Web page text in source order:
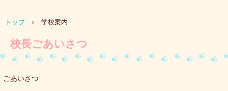
トップ › 学校案内
校長ごあいさつ
ごあいさつ